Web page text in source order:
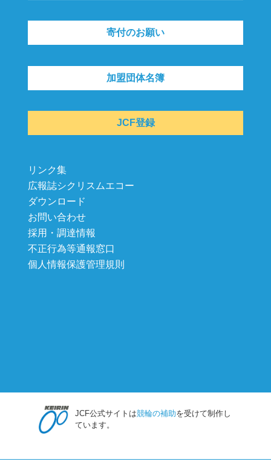
寄付のお願い
加盟団体名簿
JCF登録
リンク集
広報誌シクリスムエコー
ダウンロード
お問い合わせ
採用・調達情報
不正行為等通報窓口
個人情報保護管理規則
JCF公式サイトは競輪の補助を受けて制作し
ています。